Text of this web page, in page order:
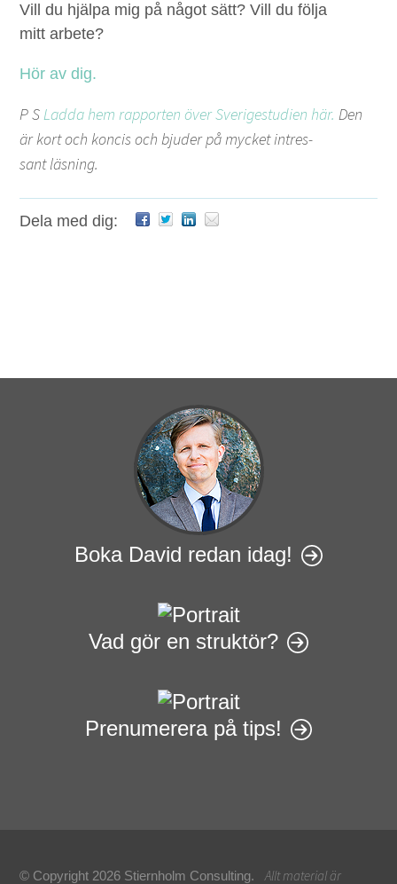
Vill du hjäl­pa mig på något sätt? Vill du föl­ja
mitt arbete?
Hör av dig.
P SLad­da hem rap­porten över Sveriges­tu­di­en här. Den
är kort och kon­cis och bjud­er på myck­et intres­
sant läsning.
Dela med dig:
Boka David redan idag!
Vad gör en struktör?
Prenumerera på tips!
© Copyright 2026 Stiernholm Consulting.Allt material är